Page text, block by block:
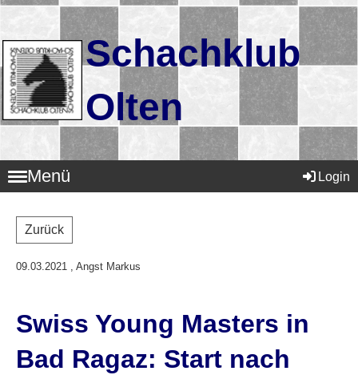
Schachklub
Olten
Menü Login
Zurück
09.03.2021 , Angst Markus
Swiss Young Masters in
Bad Ragaz: Start nach